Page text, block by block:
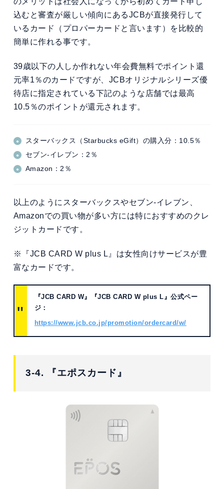
込むと審査が厳しい傾向にあるJCBが直接発行して
いるカード（プロパーカードと言います）を比較的
簡単に作れる事です。
39歳以下の人しか作れない年会費無料でポイント還
元率1％のカードですが、JCBオリジナルシリーズ優
待店に指定されている下記のような店舗では最高
10.5％のポイントが還元されます。
スターバックス（Starbucks eGift）の購入分：10.5％
セブン‐イレブン：2％
Amazon：2％
以上のようにスターバックスやセブン‐イレブン、
Amazonでの買い物が多い方には特におすすめのクレ
ジットカードです。
※『JCB CARD W plus L』は女性向けサービスが豊
富なカードです。
『JCB CARD W』『JCB CARD W plus L』公式ペー
ジ：
https://www.jcb.co.jp/promotion/ordercard/w/
3-4. 『エポスカード』